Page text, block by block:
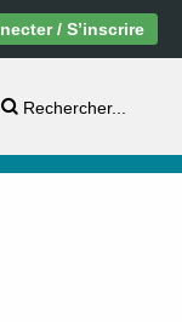
/ S’inscrire
Rechercher...